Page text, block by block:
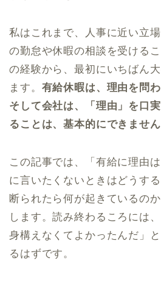
私はこれまで、人事に近い立
の勤怠や休暇の相談を受ける
の経験から、最初にいちばん
ます。 有給休暇は、理由を問
そして会社は、「理由」を口
ることは、基本的にできません
この記事では、「有給に理由
に言いたくないときはどうす
断られたら何が起きているの
します。読み終わるころには
身構えなくてよかったんだ」
るはずです。